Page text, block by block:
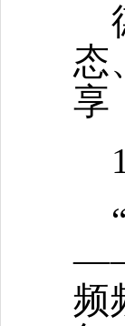
态
享
——
频